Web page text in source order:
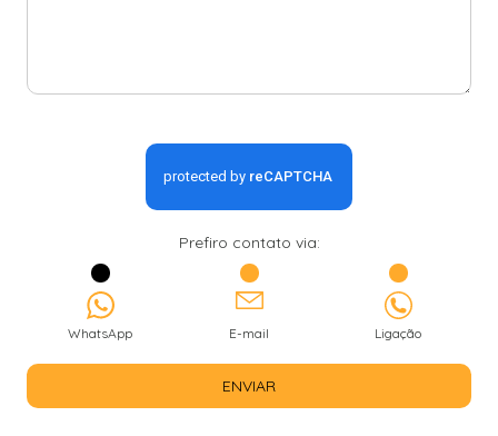
Prefiro contato via:
WhatsApp E-mail Ligação
ENVIAR